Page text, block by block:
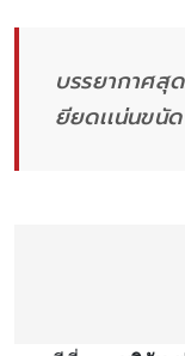
บรรยากาศสุ
ยียดเเน่นขนั